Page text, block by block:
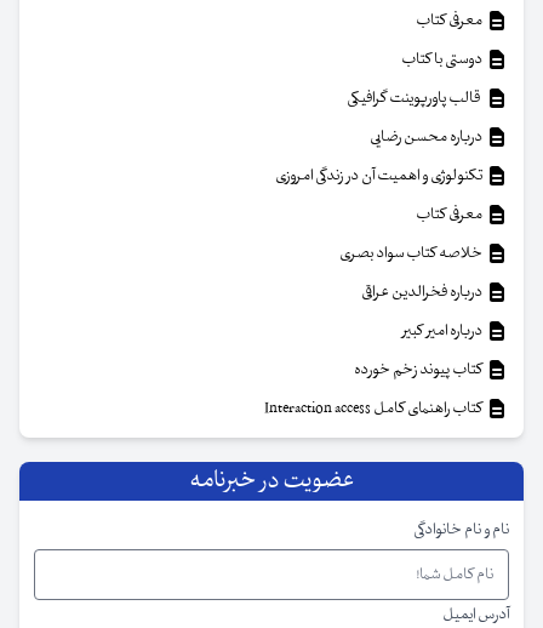
معرفی کتاب
دوستی با کتاب
قالب پاورپوینت گرافیکی
درباره محسن رضایی
تکنولوژی و اهمیت آن در زندگی امروزی
معرفی کتاب
خلاصه کتاب سواد بصری
درباره فخرالدین عراقی
درباره امیر کبیر
کتاب پیوند زخم خورده
کتاب راهنمای کامل Interaction access
عضویت در خبرنامه
نام و نام خانوادگی
آدرس ایمیل